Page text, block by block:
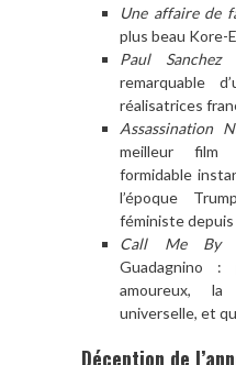
Une affaire de
plus beau Kore-
Paul Sanchez
remarquable
réalisatrices
Assassination
meilleur film
formidable
l’époque
féministe
Call Me By
Guadagnino
amoureux,
universelle, et
Déception de